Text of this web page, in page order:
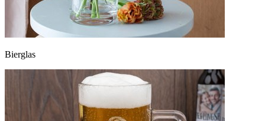
Bierglas